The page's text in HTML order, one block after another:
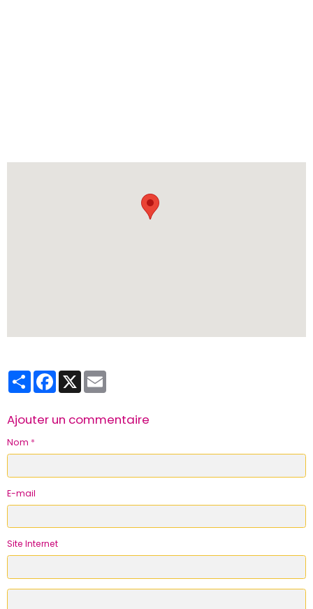
PartagerFacebook
X
Ajouter un commentaire
Nom
E-mail
Site Internet